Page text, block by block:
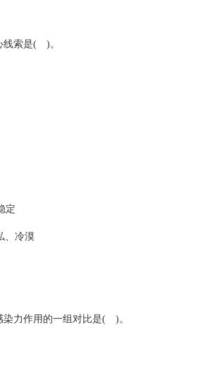
线索是( )。
定
、冷漠
染力作用的一组对比是( )。